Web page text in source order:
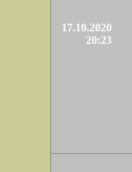
17.10.2020
20:23